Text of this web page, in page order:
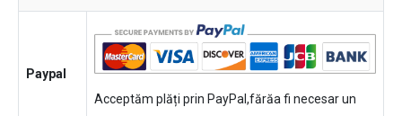
Paypal
Acceptăm plăți prin PayPal,fărăa fi necesar un